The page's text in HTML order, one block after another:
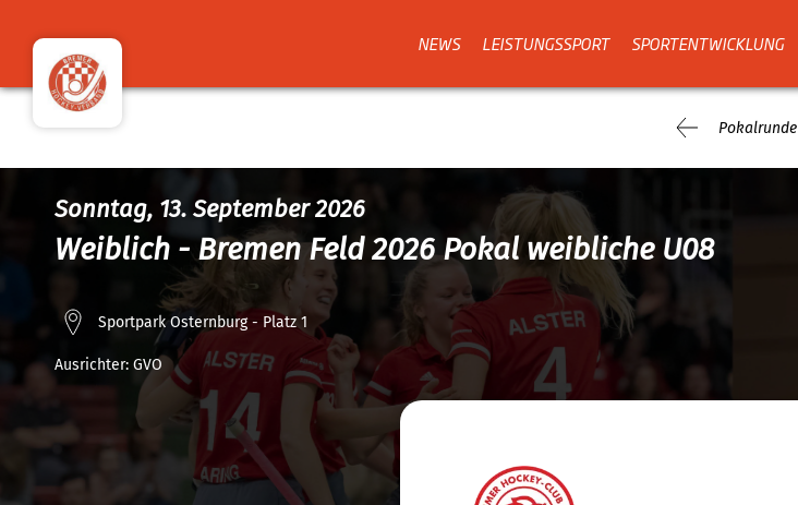
NEWS LEISTUNGSSPORT SPORTENTWICKLUNG
Pokalrunde
Sonntag, 13. September 2026
Weiblich - Bremen Feld 2026 Pokal weibliche U08
Sportpark Osternburg - Platz 1
Ausrichter: GVO